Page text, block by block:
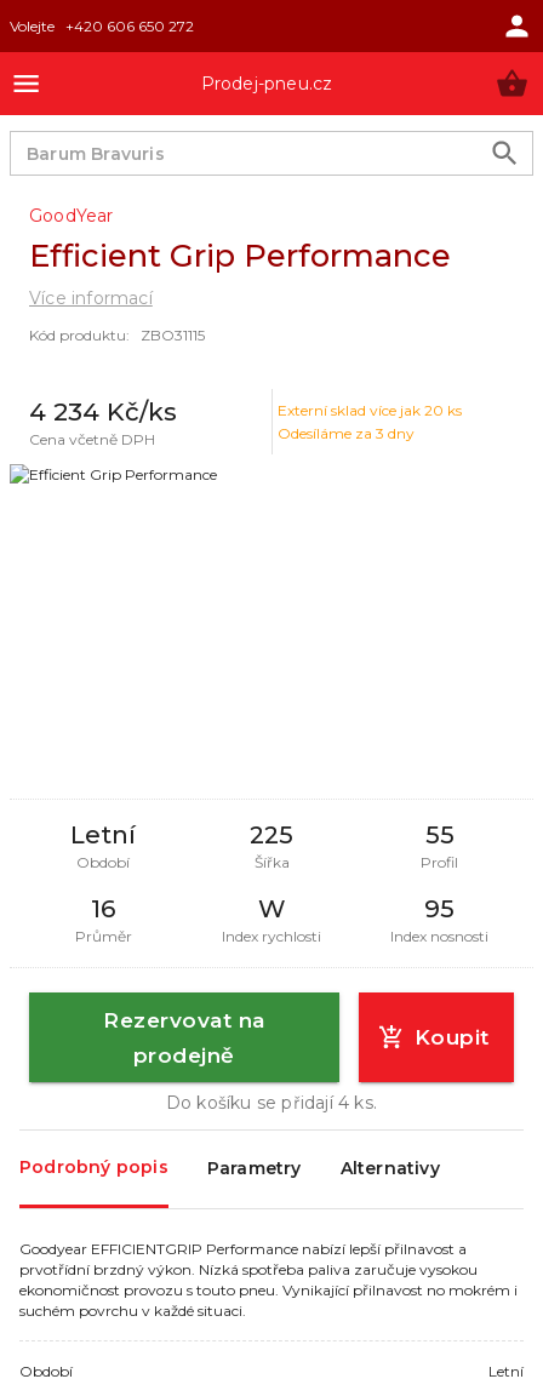
Volejte +420 606 650 272
Prodej-pneu.cz
GoodYear
Efficient Grip Performance
Kód produktu: ZBO31115
4 234 Kč/ks
Cena včetně DPH
Externí sklad více jak 20 ks
Odesíláme za 3 dny
Letní
Období
225
Šířka
55
Profil
16
Průměr
W
Index rychlosti
95
Index nosnosti
Více informací
Rezervovat na
prodejně
Koupit
Do košíku se přidají4 ks.
Podrobný popis Parametry Alternativy
Goodyear EFFICIENTGRIP Performance nabízí lepší přilnavost a
prvotřídní brzdný výkon. Nízká spotřeba paliva zaručuje vysokou
ekonomičnost provozu s touto pneu. Vynikající přilnavost no mokrém i
suchém povrchu v každé situaci.
Období Letní